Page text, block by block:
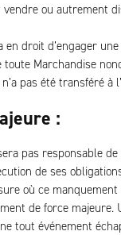
vendre ou autrement
en droit d’engager
toute Marchandise
pas été transféré à
:
pas responsable
de ses
où ce
de force majeure.
tout événement